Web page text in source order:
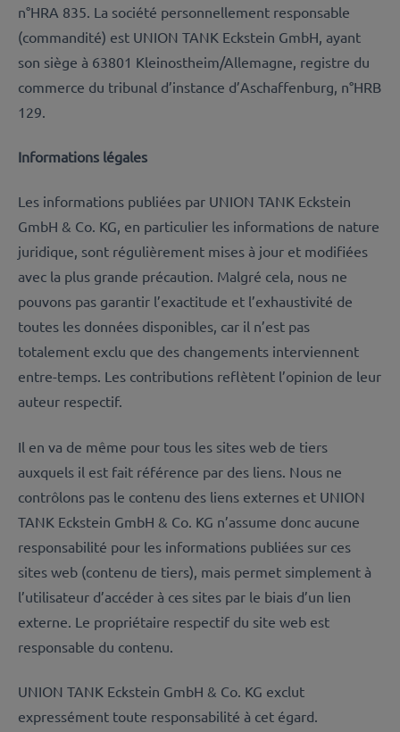
n°HRA 835. La société personnellement responsable
(commandité) est UNION TANK Eckstein GmbH, ayant
son siège à 63801 Kleinostheim/Allemagne, registre du
commerce du tribunal d’instance d’Aschaffenburg, n°HRB
129.
Informations légales
Les informations publiées par UNION TANK Eckstein
GmbH & Co. KG, en particulier les informations de nature
juridique, sont régulièrement mises à jour et modifiées
avec la plus grande précaution. Malgré cela, nous ne
pouvons pas garantir l’exactitude et l’exhaustivité de
toutes les données disponibles, car il n’est pas
totalement exclu que des changements interviennent
entre-temps. Les contributions reflètent l’opinion de leur
auteur respectif.
Il en va de même pour tous les sites web de tiers
auxquels il est fait référence par des liens. Nous ne
contrôlons pas le contenu des liens externes et UNION
TANK Eckstein GmbH & Co. KG n’assume donc aucune
responsabilité pour les informations publiées sur ces
sites web (contenu de tiers), mais permet simplement à
l’utilisateur d’accéder à ces sites par le biais d’un lien
externe. Le propriétaire respectif du site web est
responsable du contenu.
UNION TANK Eckstein GmbH & Co. KG exclut
expressément toute responsabilité à cet égard.